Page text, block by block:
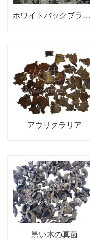
ホワイトバックブラックカビ
アウリクラリア
黒い木の真菌